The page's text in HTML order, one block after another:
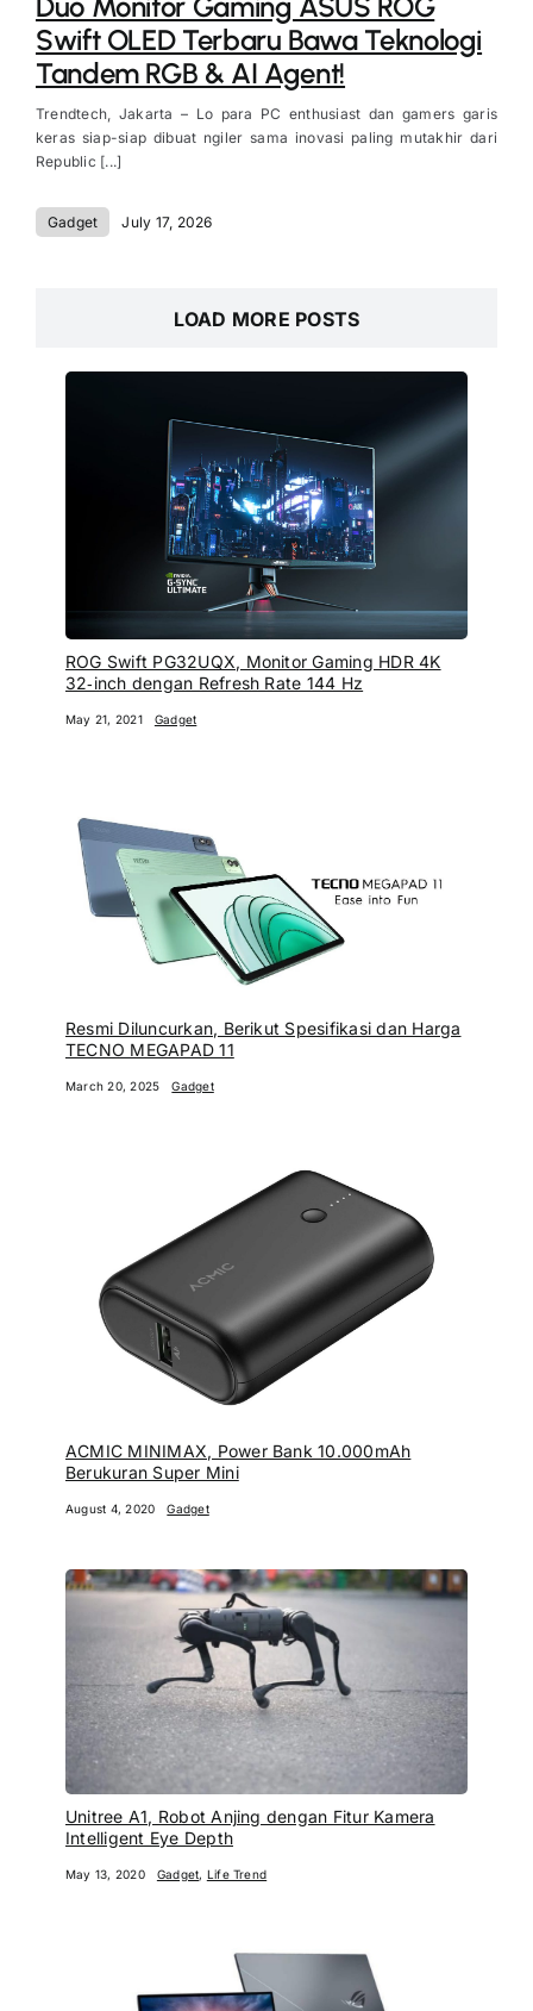
Swift OLED Terbaru Bawa Teknologi
Tandem RGB & AI Agent!
Trendtech, Jakarta – Lo para PC enthusiast dan gamers garis
keras siap-siap dibuat ngiler sama inovasi paling mutakhir dari
Republic [...]
Gadget July 17, 2026
LOAD MORE POSTS
ROG Swift PG32UQX, Monitor Gaming HDR 4K
32‑inch dengan Refresh Rate 144 Hz
May 21, 2021 Gadget
Resmi Diluncurkan, Berikut Spesifikasi dan Harga
TECNO MEGAPAD 11
March 20, 2025 Gadget
ACMIC MINIMAX, Power Bank 10.000mAh
Berukuran Super Mini
August 4, 2020 Gadget
Unitree A1, Robot Anjing dengan Fitur Kamera
Intelligent Eye Depth
May 13, 2020 Gadget, Life Trend